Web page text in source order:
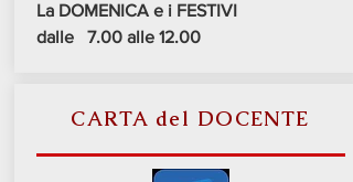
La DOMENICA e i FESTIVI
dalle 7.00 alle 12.00
CARTA del DOCENTE